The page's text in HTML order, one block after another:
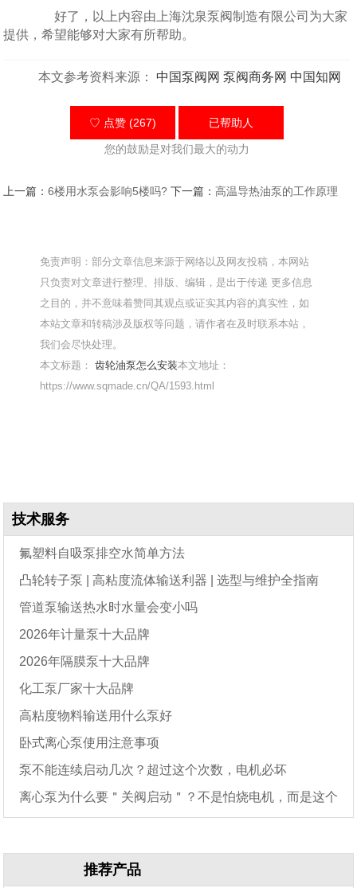
好了，以上内容由上海沈泉泵阀制造有限公司为大家
提供，希望能够对大家有所帮助。
本文参考资料来源： 中国泵阀网 泵阀商务网 中国知网
♡ 点赞 (267) 已帮助 人
您的鼓励是对我们最大的动力
上一篇：6楼用水泵会影响5楼吗? 下一篇：高温导热油泵的工作原理
免责声明：部分文章信息来源于网络以及网友投稿，本网站
只负责对文章进行整理、排版、编辑，是出于传递 更多信息
之目的，并不意味着赞同其观点或证实其内容的真实性，如
本站文章和转稿涉及版权等问题，请作者在及时联系本站，
我们会尽快处理。
本文标题：齿轮油泵怎么安装本文地址：
https://www.sqmade.cn/QA/1593.html
技术服务
氟塑料自吸泵排空水简单方法
凸轮转子泵 | 高粘度流体输送利器 | 选型与维护全指南
管道泵输送热水时水量会变小吗
2026年计量泵十大品牌
2026年隔膜泵十大品牌
化工泵厂家十大品牌
高粘度物料输送用什么泵好
卧式离心泵使用注意事项
泵不能连续启动几次？超过这个次数，电机必坏
离心泵为什么要＂关阀启动＂？不是怕烧电机，而是这个
推荐产品